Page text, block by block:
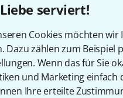
serviert!
Cookies möchten
Dazu zählen zum Beispiel
Wenn das für Sie
und Marketing einfach
Ihre erteilte
Gefällt
Teilen